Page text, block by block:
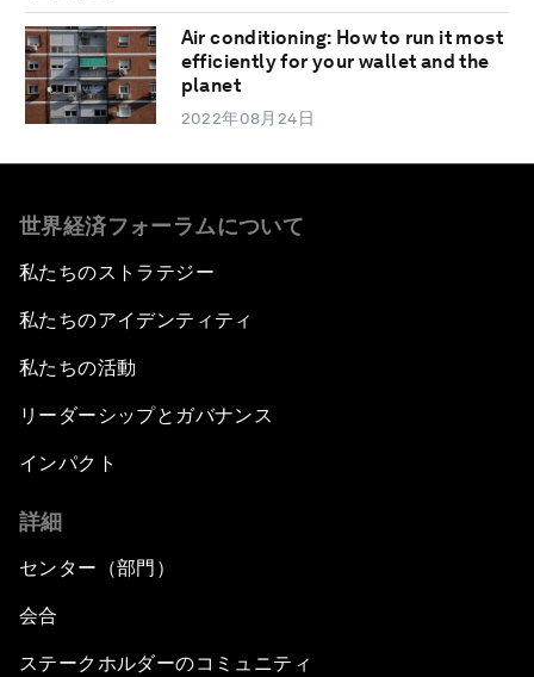
Air conditioning: How to run it most
efficiently for your wallet and the
planet
2022年08月24日
世界経済フォーラムについて
私たちのストラテジー
私たちのアイデンティティ
私たちの活動
リーダーシップとガバナンス
インパクト
詳細
センター（部門）
会合
ステークホルダーのコミュニティ